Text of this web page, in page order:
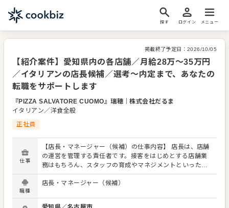
探す ログイン メニュー
掲載終了予定日： 2026/10/05
【紹介案件】愛知県内の各店舗／月給28万～35万円
／イタリアンの店長候補／選考～内定まで、あなたの
転職をサポートします
『PIZZA SALVATORE CUOMO』瑞穂 ｜株式会社だるま
イタリアン／洋食全般
正社員
仕事
【店長・マネージャー（候補）の仕事内容】 店長は、店舗
の運営を管理する責任者です。接客をはじめとする店舗業
務はもちろん、スタッフの育成やマネジメントといった重
要な役割を担います。メインとなるのは、販促イベントや
キャンペーンの企画なども含め、売上に繋げていくことで
あなたならではのアイデアを積極的に発信してください。
職種
店長・マネージャー（候補）